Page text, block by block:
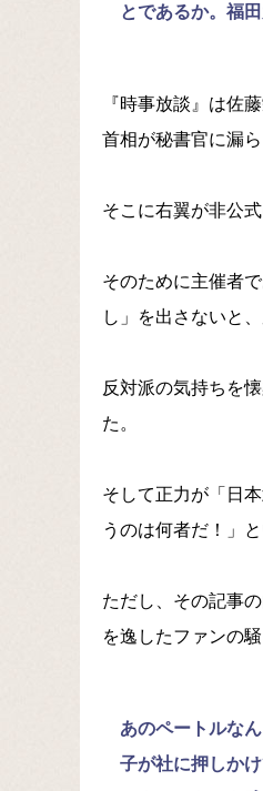
とであるか。福
『時事放談』は佐
首相が秘書官に漏
そこに右翼が非公
そのために主催者
し」を出さないと
反対派の気持ちを
た。
そして正力が「日
うのは何者だ！」
ただし、その記事
を逸したファンの
あのペートルな
子が社に押しか